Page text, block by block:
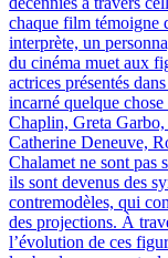
chaque film témoigne
interprète, un
du cinéma muet aux
actrices présentés
incarné quelque
Chaplin, Greta
Catherine Deneuve,
Chalamet ne sont pas
ils sont devenus des
contremodèles, qui
des projections. À
l’évolution de ces